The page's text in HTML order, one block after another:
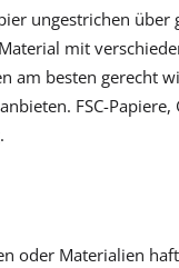
ungestrichen
mit
am besten gerecht
FSC-Papiere,
oder Materialien